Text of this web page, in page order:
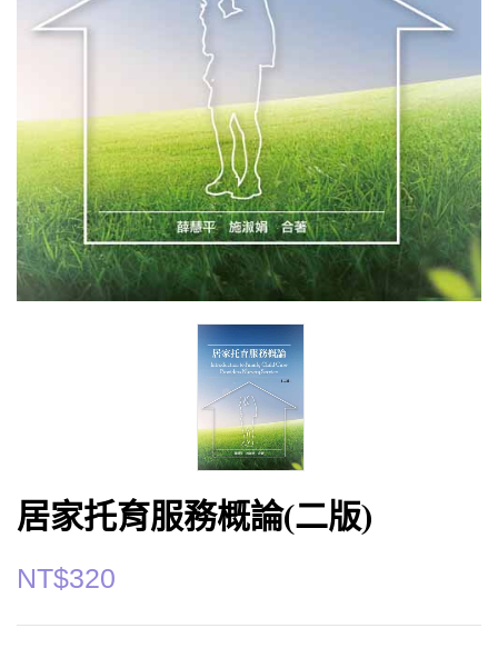
居家托育服務概論(二版)
NT$320